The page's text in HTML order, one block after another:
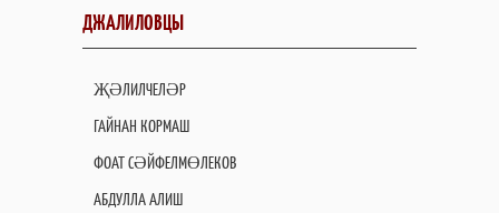
ДЖАЛИЛОВЦЫ
ҖӘЛИЛЧЕЛӘР
ГАЙНАН КОРМАШ
ФОАТ СӘЙФЕЛМӨЛЕКОВ
АБДУЛЛА АЛИШ